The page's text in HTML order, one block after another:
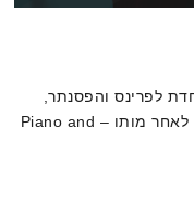
לפרינס והפסנתר,
לרגל צאת האלבום המקורי הראשון שיוצא לאחר מותו – Piano and